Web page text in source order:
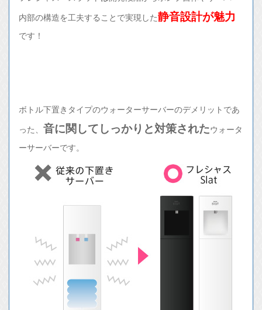
内部の構造を工夫することで実現した静音設計が魅力
です！
ボトル下置きタイプのウォーターサーバーのデメリットであ
った、 音に関してしっかりと対策されたウォータ
ーサーバーです。